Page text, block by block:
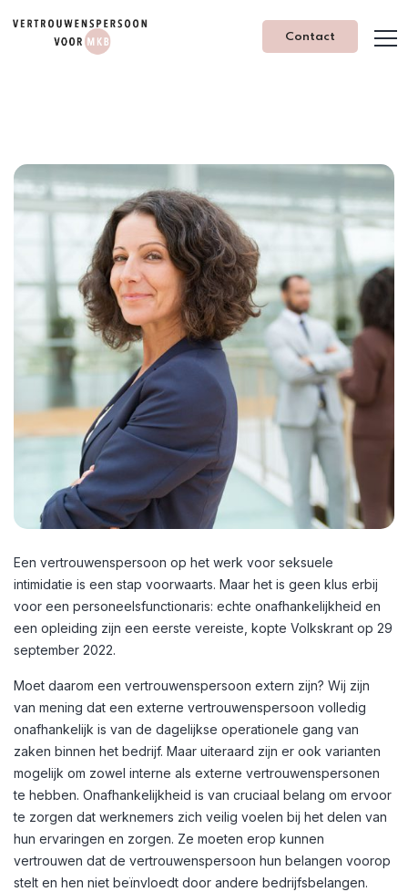
Contact
Een vertrouwenspersoon op het werk voor seksuele
intimidatie is een stap voorwaarts. Maar het is geen klus erbij
voor een personeelsfunctionaris: echte onafhankelijkheid en
een opleiding zijn een eerste vereiste, kopte Volkskrant op 29
september 2022.
Moet daarom een vertrouwenspersoon extern zijn? Wij zijn
van mening dat een externe vertrouwenspersoon volledig
onafhankelijk is van de dagelijkse operationele gang van
zaken binnen het bedrijf. Maar uiteraard zijn er ook varianten
mogelijk om zowel interne als externe vertrouwenspersonen
te hebben. Onafhankelijkheid is van cruciaal belang om ervoor
te zorgen dat werknemers zich veilig voelen bij het delen van
hun ervaringen en zorgen. Ze moeten erop kunnen
vertrouwen dat de vertrouwenspersoon hun belangen voorop
stelt en hen niet beïnvloedt door andere bedrijfsbelangen.